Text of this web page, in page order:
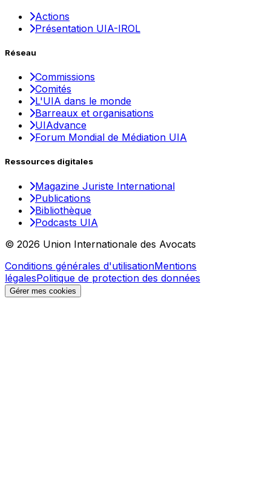
Actions
Présentation UIA-IROL
Réseau
Commissions
Comités
L'UIA dans le monde
Barreaux et organisations
UIAdvance
Forum Mondial de Médiation UIA
Ressources digitales
Magazine Juriste International
Publications
Bibliothèque
Podcasts UIA
© 2026 Union Internationale des Avocats
Conditions générales d'utilisationMentions
légalesPolitique de protection des données
Gérer mes cookies